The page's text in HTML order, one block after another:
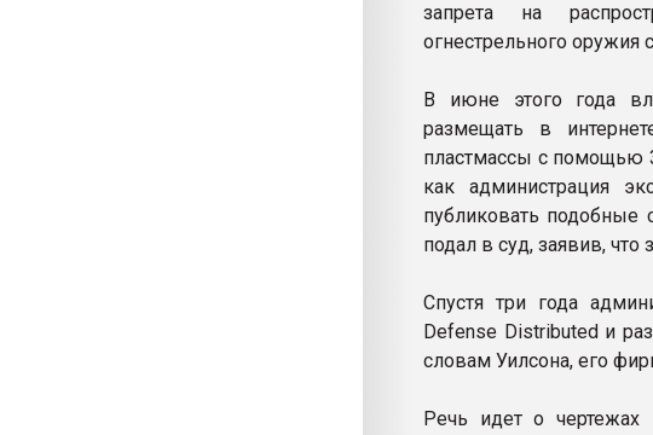
запрета на
огнестрельного
В июне этого года
размещать в
пластмассы с помощью
как администрация
публиковать подобные
подал в суд, заявив, что
Спустя три года
Defense Distributed и
словам Уилсона, его
Речь идет о чертежах